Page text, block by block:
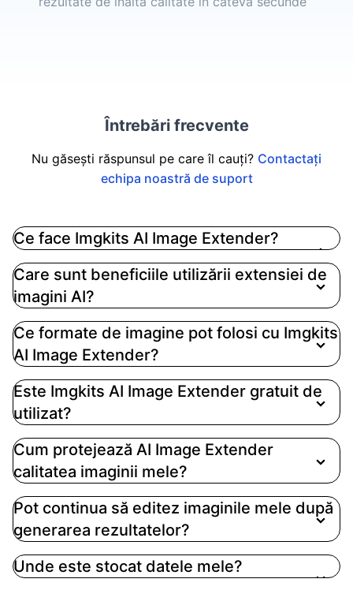
Întrebări frecvente
Nu găsești răspunsul pe care îl cauți? Contactați
echipa noastră de suport
Ce face Imgkits AI Image Extender?
Imgkits AI Image Extender utilizează tehnologie
avansată de inteligență artificială pentru a
îmbunătăți imaginile tale prin redimensionare și
creezi vizualuri uimitoare fără efort
Care sunt beneficiile utilizării extensiei de
imagini AI?
Ce formate de imagine pot folosi cu Imgkits
AI Image Extender?
Este Imgkits AI Image Extender gratuit de
utilizat?
Cum protejează AI Image Extender
calitatea imaginii mele?
Pot continua să editez imaginile mele după
generarea rezultatelor?
Unde este stocat datele mele?